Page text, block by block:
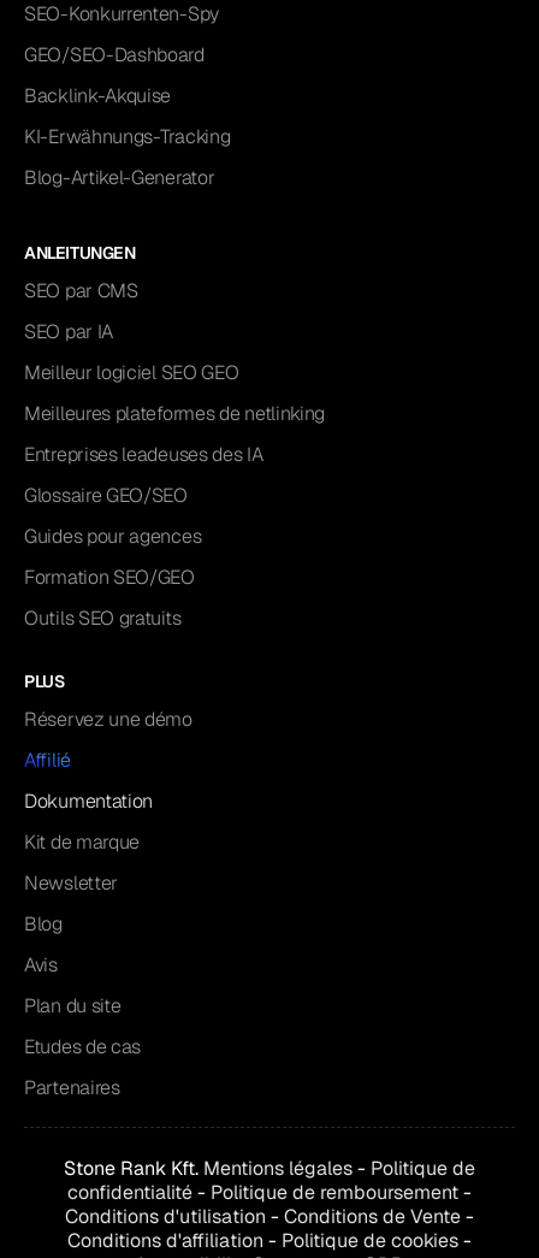
SEO-Konkurrenten-Spy
GEO/SEO-Dashboard
Backlink-Akquise
KI-Erwähnungs-Tracking
Blog-Artikel-Generator
ANLEITUNGEN
SEO par CMS
SEO par IA
Meilleur logiciel SEO GEO
Meilleures plateformes de netlinking
Entreprises leadeuses des IA
Glossaire GEO/SEO
Guides pour agences
Formation SEO/GEO
Outils SEO gratuits
PLUS
Réservez une démo
Affilié
Dokumentation
Kit de marque
Newsletter
Blog
Avis
Plan du site
Etudes de cas
Partenaires
Stone Rank Kft. Mentions légales- Politique de
confidentialité- Politique de remboursement-
Conditions d'utilisation - Conditions deVente-
Conditions d'affiliation - Politique de cookies-